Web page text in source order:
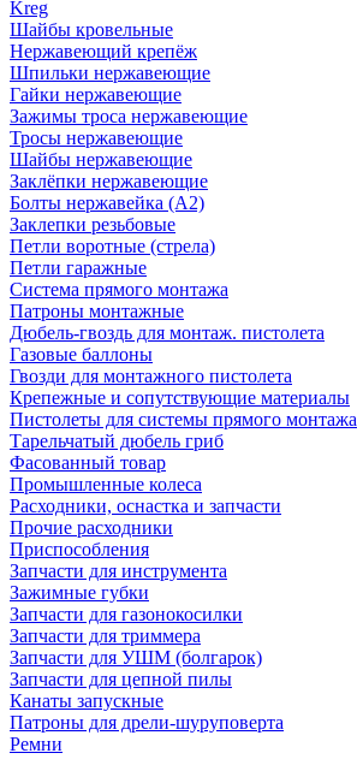
Kreg
Шайбы кровельные
Нержавеющий крепёж
Шпильки нержавеющие
Гайки нержавеющие
Зажимы троса нержавеющие
Тросы нержавеющие
Шайбы нержавеющие
Заклёпки нержавеющие
Болты нержавейка (А2)
Заклепки резьбовые
Петли воротные (стрела)
Петли гаражные
Система прямого монтажа
Патроны монтажные
Дюбель-гвоздь для монтаж. пистолета
Газовые баллоны
Гвозди для монтажного пистолета
Крепежные и сопутствующие материалы
Пистолеты для системы прямого монтажа
Тарельчатый дюбель гриб
Фасованный товар
Промышленные колеса
Расходники, оснастка и запчасти
Прочие расходники
Приспособления
Запчасти для инструмента
Зажимные губки
Запчасти для газонокосилки
Запчасти для триммера
Запчасти для УШМ (болгарок)
Запчасти для цепной пилы
Канаты запускные
Патроны для дрели-шуруповерта
Ремни